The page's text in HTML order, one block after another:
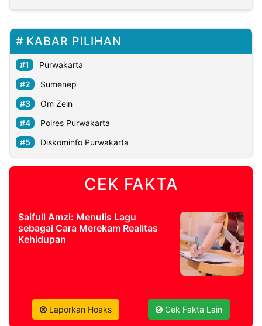
KABAR PILIHAN
Purwakarta
Sumenep
Om Zein
Polres Purwakarta
Diskominfo Purwakarta
CEK FAKTA
Saifull Amzi: Menulis Lagu
sebagai Cara Merekam Realitas
Kehidupan
Laporkan Hoaks Cek Fakta Lain